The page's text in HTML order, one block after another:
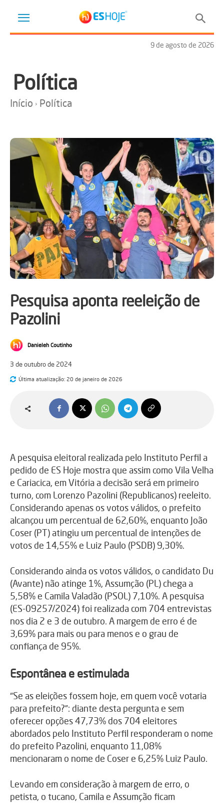
9 de agosto de 2026
Política
Início Política
Pesquisa aponta reeleição de
Pazolini
Danieleh Coutinho
3 de outubro de 2024
Última atualização: 20 de janeiro de 2026
A pesquisa eleitoral realizada pelo Instituto Perfil a
pedido de ES Hoje mostra que assim como Vila Velha
e Cariacica, em Vitória a decisão será em primeiro
turno, com Lorenzo Pazolini (Republicanos) reeleito.
Considerando apenas os votos válidos, o prefeito
alcançou um percentual de 62,60%, enquanto João
Coser (PT) atingiu um percentual de intenções de
votos de 14,55% e Luiz Paulo (PSDB) 9,30%.
Considerando ainda os votos válidos, o candidato Du
(Avante) não atinge 1%, Assumção (PL) chega a
5,58% e Camila Valadão (PSOL) 7,10%. A pesquisa
(ES-09257/2024) foi realizada com 704 entrevistas
nos dia 2 e 3 de outubro. A margem de erro é de
3,69% para mais ou para menos e o grau de
confiança de 95%.
Espontânea e estimulada
“Se as eleições fossem hoje, em quem você votaria
para prefeito?”: diante desta pergunta e sem
oferecer opções 47,73% dos 704 eleitores
abordados pelo Instituto Perfil responderam o nome
do prefeito Pazolini, enquanto 11,08%
mencionaram o nome de Coser e 6,25% Luiz Paulo.
Levando em consideração à margem de erro, o
petista, o tucano, Camila e Assumção ficam